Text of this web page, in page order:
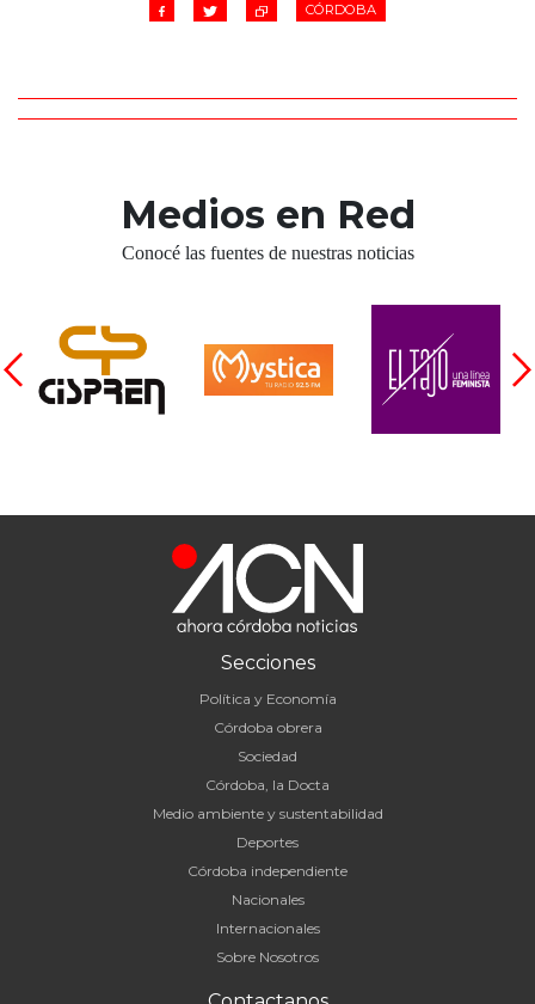
CÓRDOBA
Medios en Red
Conocé las fuentes de nuestras noticias
Secciones
Política y Economía
Córdoba obrera
Sociedad
Córdoba, la Docta
Medio ambiente y sustentabilidad
Deportes
Córdoba independiente
Nacionales
Internacionales
Sobre Nosotros